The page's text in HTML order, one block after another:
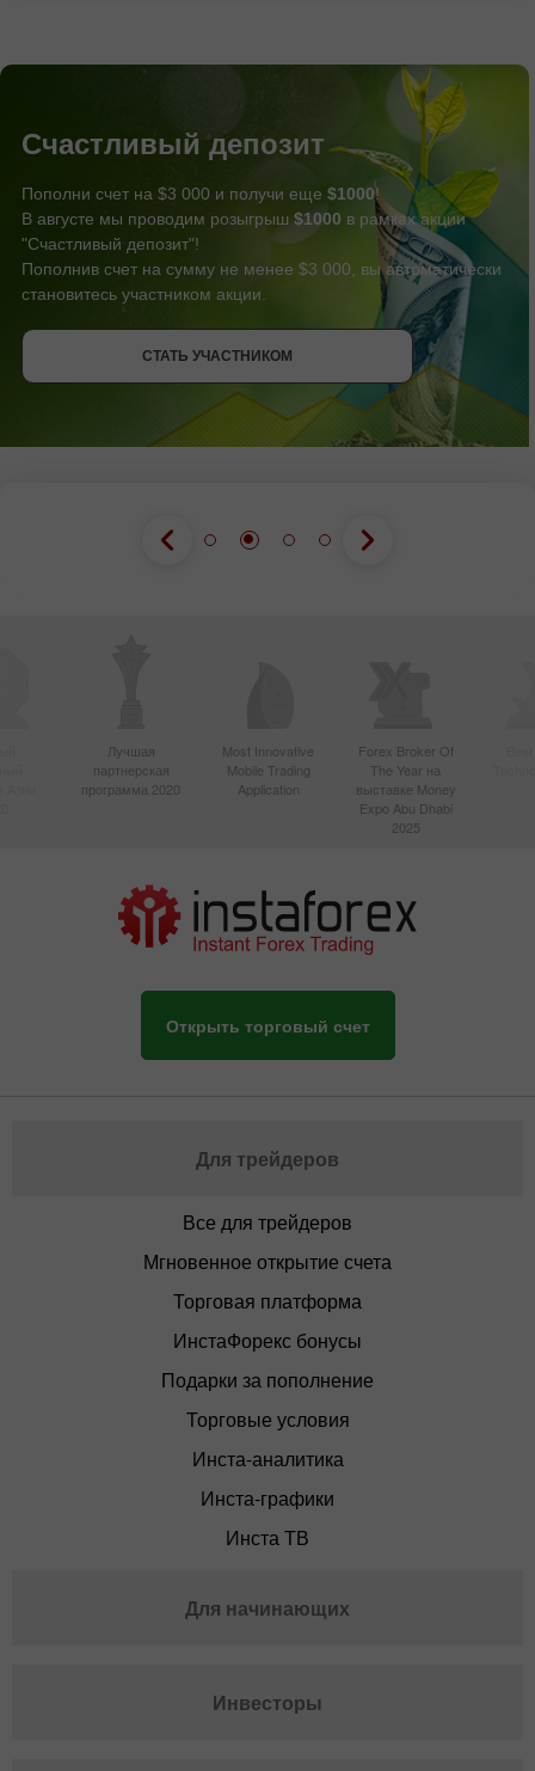
СТАТЬ УЧАСТНИКОМ
Счастливый депозит
Пополни счет на $3 000 и получи еще $1000!
В августе мы проводим розыгрыш $1000 в рамках акции
"Счастливый депозит"!
Пополнив счет на сумму не менее $3 000, вы автоматически
становитесь участником акции.
СТАТЬ УЧАСТНИКОМ
Лучшая
партнерская
программа 2020
Most Innovative
Mobile Trading
Application
Forex Broker Of
The Year на
выставке Money
Expo Abu Dhabi
2025
Открыть торговый счет
Для трейдеров
Все для трейдеров
Мгновенное открытие счета
Торговая платформа
ИнстаФорекс бонусы
Подарки за пополнение
Торговые условия
Инста-аналитика
Инста-графики
Инста ТВ
Для начинающих
Инвесторы